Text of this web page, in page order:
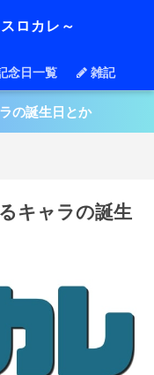
ロカレ～
念日一覧 雑記
の誕生日とか
キャラの誕生